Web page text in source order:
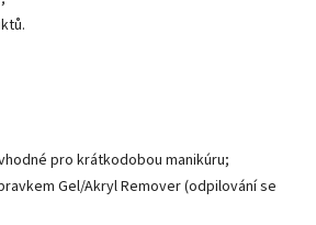
pro krátkodobou manikúru;
Gel/Akryl Remover (odpilování se